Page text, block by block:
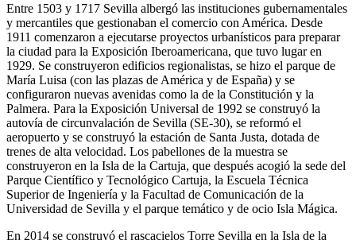
Entre 1503 y 1717 Sevilla albergó las instituciones gubernamentales
y mercantiles que gestionaban el comercio con América.​​ Desde
1911 comenzaron a ejecutarse proyectos urbanísticos para preparar
la ciudad para la Exposición Iberoamericana, que tuvo lugar en
1929. Se construyeron edificios regionalistas, se hizo el parque de
María Luisa (con las plazas de América y de España) y se
configuraron nuevas avenidas como la de la Constitución y la
Palmera.​ Para la Exposición Universal de 1992 se construyó la
autovía de circunvalación de Sevilla (SE-30), se reformó el
aeropuerto y se construyó la estación de Santa Justa, dotada de
trenes de alta velocidad. Los pabellones de la muestra se
construyeron en la Isla de la Cartuja, que después acogió la sede del
Parque Científico y Tecnológico Cartuja, la Escuela Técnica
Superior de Ingeniería y la Facultad de Comunicación de la
Universidad de Sevilla​ y el parque temático y de ocio Isla Mágica.
En 2014 se construyó el rascacielos Torre Sevilla en la Isla de la